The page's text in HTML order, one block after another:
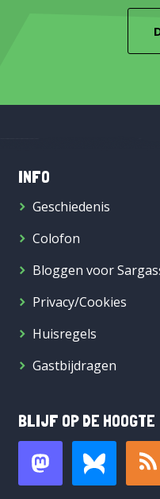
INFO
Geschiedenis
Colofon
Bloggen voor
Privacy/Cookies
Huisregels
Gastbijdragen
BLIJF OP DE HOOGTE